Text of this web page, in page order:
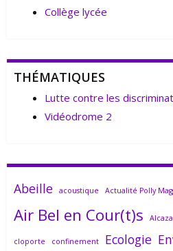
Collège lycée
THÉMATIQUES
Lutte contre les
Vidéodrome 2
Abeille acoustique Actualité Polly
Air Bel en Cour(t)s
cloporte confinement Ecologie